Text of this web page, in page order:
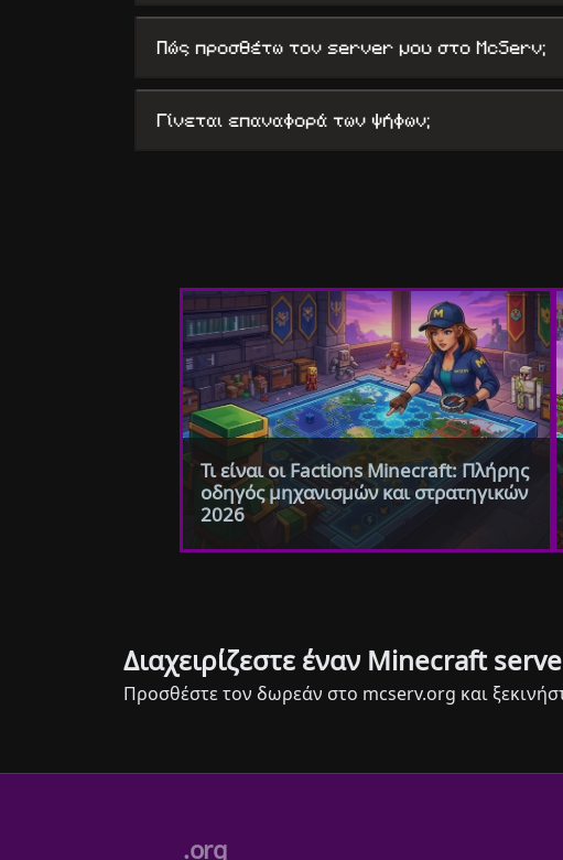
Πώς προσθέτω τον server μου στο McServ;
Γίνεται επαναφορά των ψήφων;
Τι είναι οι Factions Minecraft: Πλήρης
οδηγός μηχανισμών και στρατηγικών
2026
Διαχειρίζεστε έναν Minecraft
Προσθέστε τον δωρεάν στο mcserv.org και
.org